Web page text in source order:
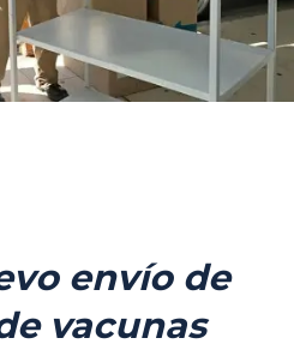
envío de
vacunas